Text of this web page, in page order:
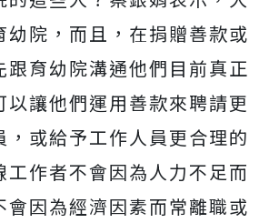
幼院，而且，在捐贈善款或
跟育幼院溝通他們目前真正
以讓他們運用善款來聘請更
或給予工作人員更合理的
工作者不會因為人力不足而
會因為經濟因素而常離職或